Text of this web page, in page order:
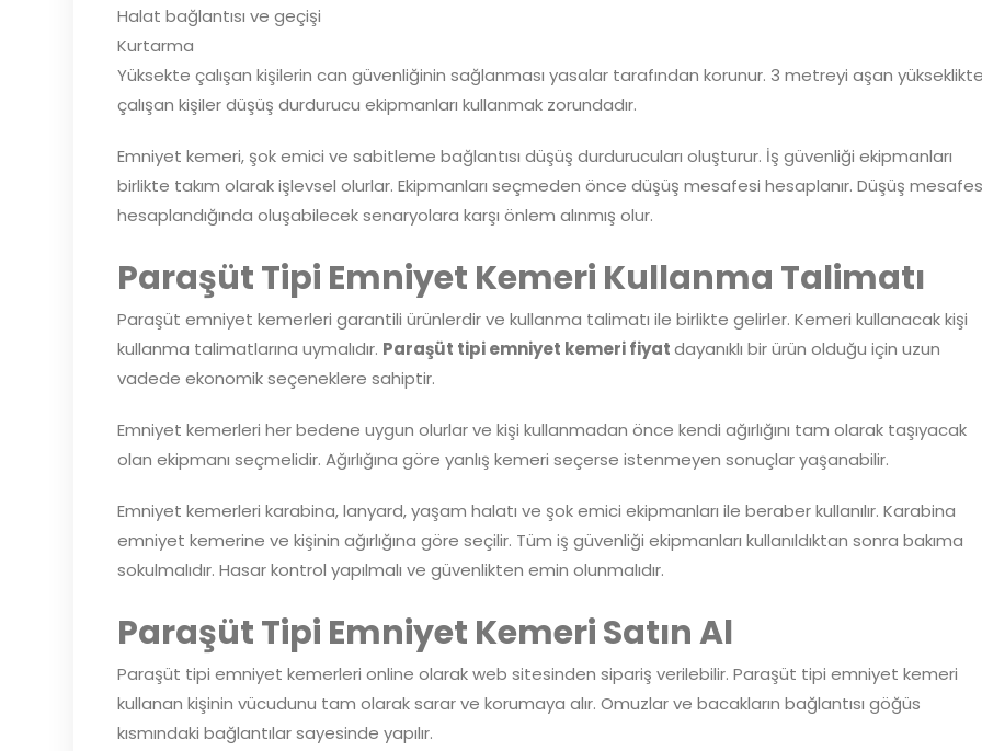
Halat bağlantısı ve geçişi
Kurtarma
Yüksekte çalışan kişilerin can güvenliğinin sağlanması yasalar tarafından korunur. 3 metreyi aşan
çalışan kişiler düşüş durdurucu ekipmanları kullanmak zorundadır.
Emniyet kemeri, şok emici ve sabitleme bağlantısı düşüş durdurucuları oluşturur. İş güvenliği ekipmanları
birlikte takım olarak işlevsel olurlar. Ekipmanları seçmeden önce düşüş mesafesi hesaplanır. Düşüş
hesaplandığında oluşabilecek senaryolara karşı önlem alınmış olur.
Paraşüt Tipi Emniyet Kemeri Kullanma Talimatı
Paraşüt emniyet kemerleri garantili ürünlerdir ve kullanma talimatı ile birlikte gelirler. Kemeri kullanacak kişi
kullanma talimatlarına uymalıdır. Paraşüt tipi emniyet kemeri fiyatdayanıklı bir ürün olduğu için uzun
vadede ekonomik seçeneklere sahiptir.
Emniyet kemerleri her bedene uygun olurlar ve kişi kullanmadan önce kendi ağırlığını tam olarak taşıyacak
olan ekipmanı seçmelidir. Ağırlığına göre yanlış kemeri seçerse istenmeyen sonuçlar yaşanabilir.
Emniyet kemerleri karabina, lanyard, yaşam halatı ve şok emici ekipmanları ile beraber kullanılır. Karabina
emniyet kemerine ve kişinin ağırlığına göre seçilir. Tüm iş güvenliği ekipmanları kullanıldıktan sonra bakıma
sokulmalıdır. Hasar kontrol yapılmalı ve güvenlikten emin olunmalıdır.
Paraşüt Tipi Emniyet Kemeri Satın Al
Paraşüt tipi emniyet kemerleri online olarak web sitesinden sipariş verilebilir. Paraşüt tipi emniyet kemeri
kullanan kişinin vücudunu tam olarak sarar ve korumaya alır. Omuzlar ve bacakların bağlantısı göğüs
kısmındaki bağlantılar sayesinde yapılır.